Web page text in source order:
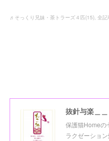
♬そっくり兄妹・茶トラーズ４匹(15) 全記
保護猫Homeの
ラクゼーショ